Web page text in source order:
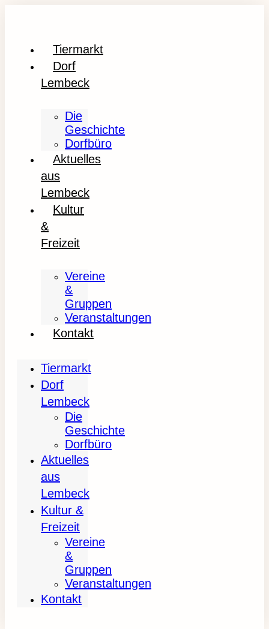
Tiermarkt
Dorf
Lembeck
Die
Geschichte
Dorfbüro
Aktuelles
aus
Lembeck
Kultur
&
Freizeit
Vereine
&
Gruppen
Veranstaltungen
Kontakt
Tiermarkt
Dorf
Lembeck
Die
Geschichte
Dorfbüro
Aktuelles
aus
Lembeck
Kultur &
Freizeit
Vereine
&
Gruppen
Veranstaltungen
Kontakt